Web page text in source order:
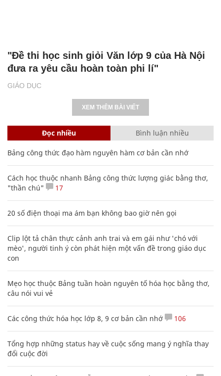
GIÁO DỤC
"Đề thi học sinh giỏi Văn lớp 9 của Hà Nội
đưa ra yêu cầu hoàn toàn phi lí"
XEM THÊM BÀI VIẾT
Đọc nhiều Bình luận nhiều
Bảng công thức đạo hàm nguyên hàm cơ bản cần nhớ
Cách học thuộc nhanh Bảng công thức lượng giác bằng thơ,
"thần chú"
17
20 số điện thoại ma ám bạn không bao giờ nên gọi
Clip lột tả chân thực cảnh anh trai và em gái như 'chó với
mèo', người tinh ý còn phát hiện một vấn đề trong giáo dục
con
Mẹo học thuộc Bảng tuần hoàn nguyên tố hóa học bằng thơ,
câu nói vui vẻ
Các công thức hóa học lớp 8, 9 cơ bản cần nhớ 106
Tổng hợp những status hay về cuộc sống mang ý nghĩa thay
đổi cuộc đời